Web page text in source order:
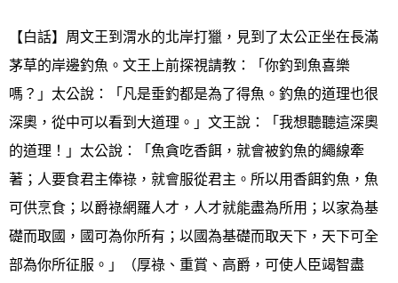
【白話】周文王到渭水的北岸打獵，見到了太公正坐在長滿
茅草的岸邊釣魚。文王上前探視請教：「你釣到魚喜樂
嗎？」太公說：「凡是垂釣都是為了得魚。釣魚的道理也很
深奧，從中可以看到大道理。」文王說：「我想聽聽這深奧
的道理！」太公說：「魚貪吃香餌，就會被釣魚的繩線牽
著；人要食君主俸祿，就會服從君主。所以用香餌釣魚，魚
可供烹食；以爵祿網羅人才，人才就能盡為所用；以家為基
礎而取國，國可為你所有；以國為基礎而取天下，天下可全
部為你所征服。」（厚祿、重賞、高爵，可使人臣竭智盡